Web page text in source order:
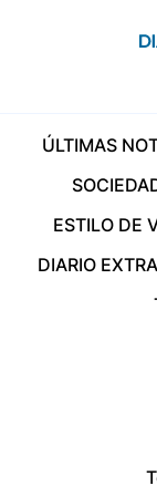
ÚLTIMAS
ESTILO DE
DIARIO EXTRA